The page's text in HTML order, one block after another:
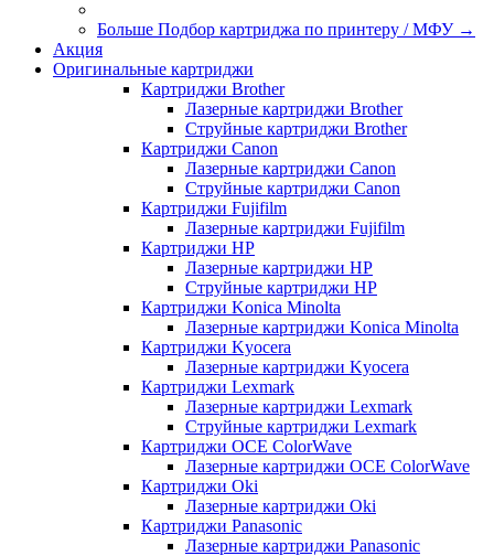
Больше Подбор картриджа по принтеру / МФУ →
Акция
Оригинальные картриджи
Картриджи Brother
Лазерные картриджи Brother
Струйные картриджи Brother
Картриджи Canon
Лазерные картриджи Canon
Струйные картриджи Canon
Картриджи Fujifilm
Лазерные картриджи Fujifilm
Картриджи HP
Лазерные картриджи HP
Струйные картриджи HP
Картриджи Konica Minolta
Лазерные картриджи Konica Minolta
Картриджи Kyocera
Лазерные картриджи Kyocera
Картриджи Lexmark
Лазерные картриджи Lexmark
Струйные картриджи Lexmark
Картриджи OCE ColorWave
Лазерные картриджи OCE ColorWave
Картриджи Oki
Лазерные картриджи Oki
Картриджи Panasonic
Лазерные картриджи Panasonic